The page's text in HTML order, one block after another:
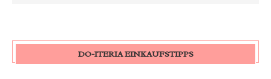
DO-ITERIA EINKAUFSTIPPS